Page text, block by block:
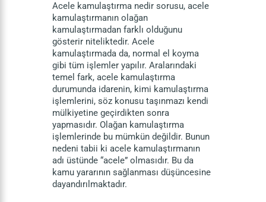
Acele kamulaştırma nedir sorusu, acele
kamulaştırmanın olağan
kamulaştırmadan farklı olduğunu
gösterir niteliktedir. Acele
kamulaştırmada da, normal el koyma
gibi tüm işlemler yapılır. Aralarındaki
temel fark, acele kamulaştırma
durumunda idarenin, kimi kamulaştırma
işlemlerini, söz konusu taşınmazı kendi
mülkiyetine geçirdikten sonra
yapmasıdır. Olağan kamulaştırma
işlemlerinde bu mümkün değildir. Bunun
nedeni tabii ki acele kamulaştırmanın
adı üstünde “acele” olmasıdır. Bu da
kamu yararının sağlanması düşüncesine
dayandırılmaktadır.